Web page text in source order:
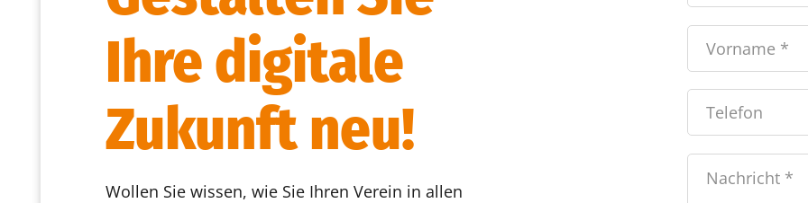
Ihre digitale
Zukunft neu!
Wollen Sie wissen, wie Sie Ihren Verein in allen